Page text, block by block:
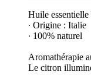
Huile
∙ Origine : Italie
∙ 100% naturel
Aromathérapie
Le citron